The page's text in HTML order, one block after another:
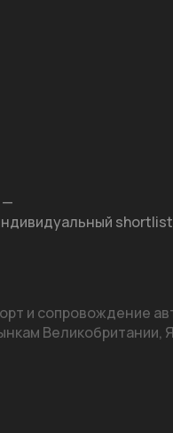
—
shortlist
и сопровождение
Великобритании,